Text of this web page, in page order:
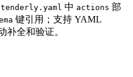
tenderly.yaml 中 actions 部
键引用；支持 YAML
补全和验证。